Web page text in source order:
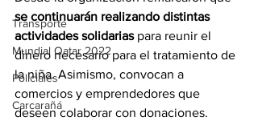
Transporte
Mundial Qatar 2022
Policiales
Carcarañá
se continuarán realizando distintas
actividades solidarias para reunir el
dinero necesario para el tratamiento de
la niña. Asimismo, convocan a
comercios y emprendedores que
deseen colaborar con donaciones.